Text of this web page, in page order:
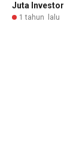
Juta Investor
1 tahun lalu